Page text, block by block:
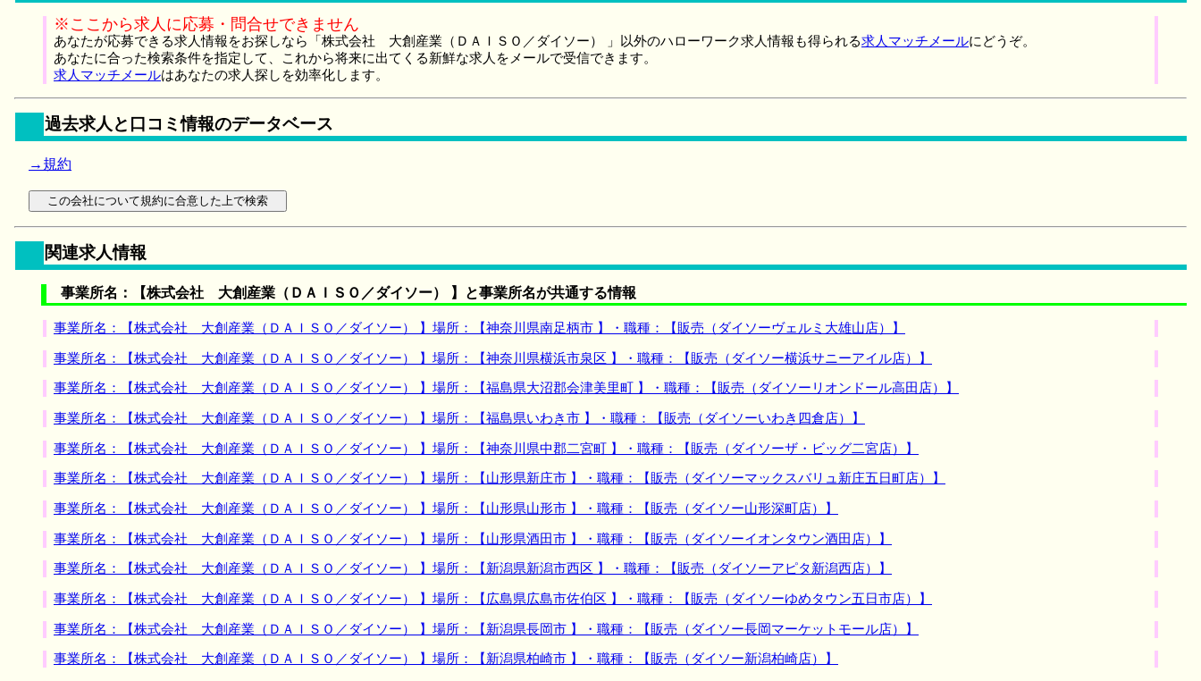
※ここから求人に応募・問合せできません
あなたが応募できる求人情報をお探しなら「株式会社 大創産業（ＤＡＩＳＯ／ダイソー） 」以外のハローワーク求人情報も得られる求人マッチメールにどうぞ。
あなたに合った検索条件を指定して、これから将来に出てくる新鮮な求人をメールで受信できます。
求人マッチメールはあなたの求人探しを効率化します。
過去求人と口コミ情報のデータベース
→規約
関連求人情報
事業所名：【株式会社 大創産業（ＤＡＩＳＯ／ダイソー） 】と事業所名が共通する情報
事業所名：【株式会社 大創産業（ＤＡＩＳＯ／ダイソー） 】場所：【神奈川県南足柄市 】・職種：【販売（ダイソーヴェルミ大雄山店）】
事業所名：【株式会社 大創産業（ＤＡＩＳＯ／ダイソー） 】場所：【神奈川県横浜市泉区 】・職種：【販売（ダイソー横浜サニーアイル店）】
事業所名：【株式会社 大創産業（ＤＡＩＳＯ／ダイソー） 】場所：【福島県大沼郡会津美里町 】・職種：【販売（ダイソーリオンドール高田店）】
事業所名：【株式会社 大創産業（ＤＡＩＳＯ／ダイソー） 】場所：【福島県いわき市 】・職種：【販売（ダイソーいわき四倉店）】
事業所名：【株式会社 大創産業（ＤＡＩＳＯ／ダイソー） 】場所：【神奈川県中郡二宮町 】・職種：【販売（ダイソーザ・ビッグ二宮店）】
事業所名：【株式会社 大創産業（ＤＡＩＳＯ／ダイソー） 】場所：【山形県新庄市 】・職種：【販売（ダイソーマックスバリュ新庄五日町店）】
事業所名：【株式会社 大創産業（ＤＡＩＳＯ／ダイソー） 】場所：【山形県山形市 】・職種：【販売（ダイソー山形深町店）】
事業所名：【株式会社 大創産業（ＤＡＩＳＯ／ダイソー） 】場所：【山形県酒田市 】・職種：【販売（ダイソーイオンタウン酒田店）】
事業所名：【株式会社 大創産業（ＤＡＩＳＯ／ダイソー） 】場所：【新潟県新潟市西区 】・職種：【販売（ダイソーアピタ新潟西店）】
事業所名：【株式会社 大創産業（ＤＡＩＳＯ／ダイソー） 】場所：【広島県広島市佐伯区 】・職種：【販売（ダイソーゆめタウン五日市店）】
事業所名：【株式会社 大創産業（ＤＡＩＳＯ／ダイソー） 】場所：【新潟県長岡市 】・職種：【販売（ダイソー長岡マーケットモール店）】
事業所名：【株式会社 大創産業（ＤＡＩＳＯ／ダイソー） 】場所：【新潟県柏崎市 】・職種：【販売（ダイソー新潟柏崎店）】